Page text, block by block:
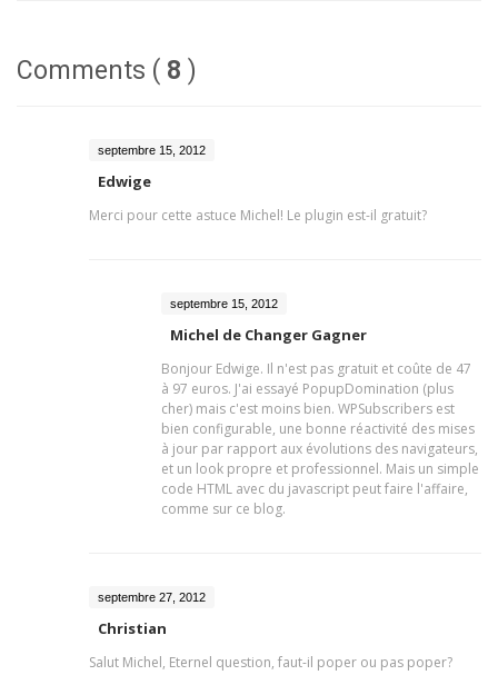
Comments ( 8 )
septembre 15, 2012
Edwige
Merci pour cette astuce Michel! Le plugin est-il gratuit?
septembre 15, 2012
Michel de Changer Gagner
Bonjour Edwige. Il n'est pas gratuit et coûte de 47
à 97 euros. J'ai essayé PopupDomination (plus
cher) mais c'est moins bien. WPSubscribers est
bien configurable, une bonne réactivité des mises
à jour par rapport aux évolutions des navigateurs,
et un look propre et professionnel. Mais un simple
code HTML avec du javascript peut faire l'affaire,
comme sur ce blog.
septembre 27, 2012
Christian
Salut Michel, Eternel question, faut-il poper ou pas poper?